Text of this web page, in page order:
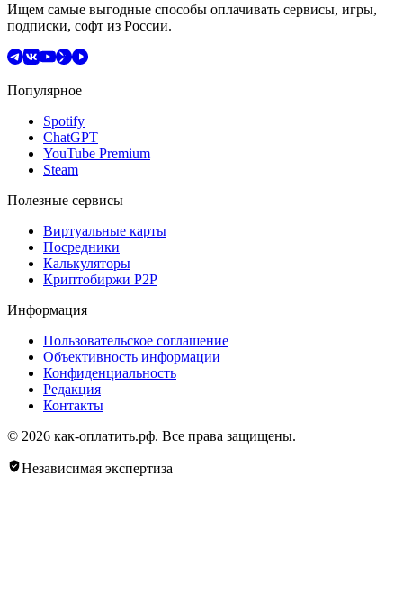
Ищем самые выгодные способы оплачивать сервисы, игры,
подписки, софт из России.
Популярное
Spotify
ChatGPT
YouTube Premium
Steam
Полезные сервисы
Виртуальные карты
Посредники
Калькуляторы
Криптобиржи P2P
Информация
Пользовательское соглашение
Объективность информации
Конфиденциальность
Редакция
Контакты
© 2026 как-оплатить.рф. Все права защищены.
Независимая экспертиза